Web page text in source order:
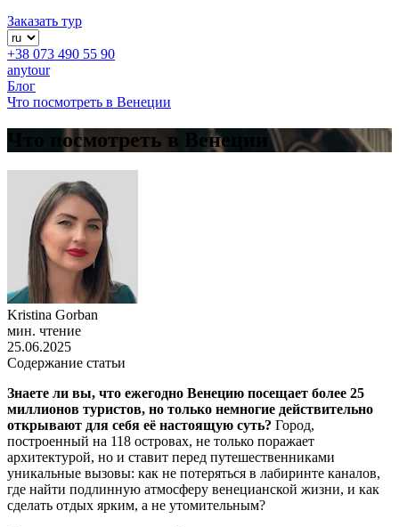
Заказать тур
+38 073 490 55 90
anytour
Блог
Что посмотреть в Венеции
Что посмотреть в Венеции
Kristina Gorban
мин. чтение
25.06.2025
Содержание статьи
Знаете ли вы, что ежегодно Венецию посещает более 25
миллионов туристов, но только немногие действительно
открывают для себя её настоящую суть? Город,
построенный на 118 островах, не только поражает
архитектурой, но и ставит перед путешественниками
уникальные вызовы: как не потеряться в лабиринте каналов,
где найти подлинную атмосферу венецианской жизни, и как
сделать отдых ярким, а не утомительным?